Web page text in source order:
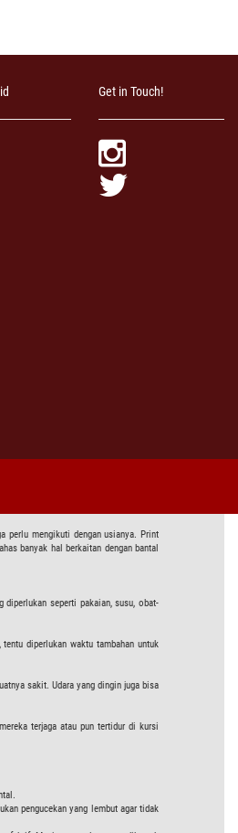
Get in Touch!
perlu mengikuti dengan usianya. Print
banyak hal berkaitan dengan bantal
diperlukan seperti pakaian, susu, obat-
diperlukan waktu tambahan untuk
sakit. Udara yang dingin juga bisa
terjaga atau pun tertidur di kursi
pengucekan yang lembut agar tidak